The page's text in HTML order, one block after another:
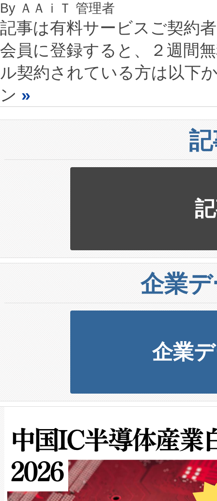
By ＡＡｉＴ 管理者
記事は有料サービスご契約
会員に登録すると、２週間
ル契約されている方は以下
ン »
企業
企業